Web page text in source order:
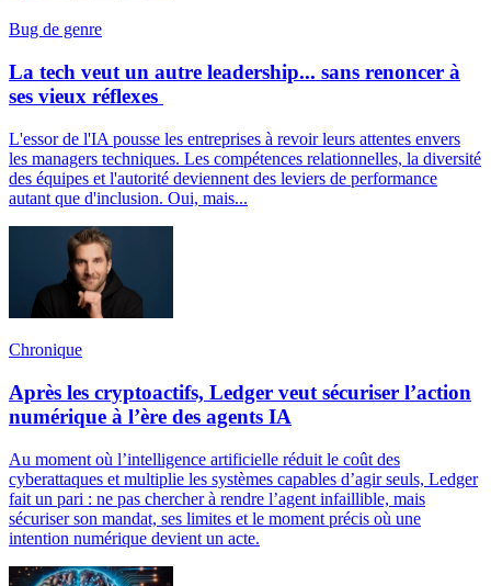
Bug de genre
La tech veut un autre leadership... sans renoncer à
ses vieux réflexes
L'essor de l'IA pousse les entreprises à revoir leurs attentes envers
les managers techniques. Les compétences relationnelles, la diversité
des équipes et l'autorité deviennent des leviers de performance
autant que d'inclusion. Oui, mais...
Chronique
Après les cryptoactifs, Ledger veut sécuriser l’action
numérique à l’ère des agents IA
Au moment où l’intelligence artificielle réduit le coût des
cyberattaques et multiplie les systèmes capables d’agir seuls, Ledger
fait un pari : ne pas chercher à rendre l’agent infaillible, mais
sécuriser son mandat, ses limites et le moment précis où une
intention numérique devient un acte.